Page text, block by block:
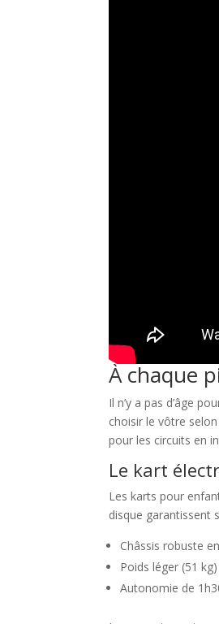
À chaque
Il n’y a pas d’âge
choisir le vôtre
pour les circuits en
Le kart
Les karts pour
disque garantissent
Châssis robuste
Poids léger (51
Autonomie de